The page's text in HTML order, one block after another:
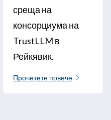
среща на
консорциума на
TrustLLM в
Рейкявик.
Прочетете повече